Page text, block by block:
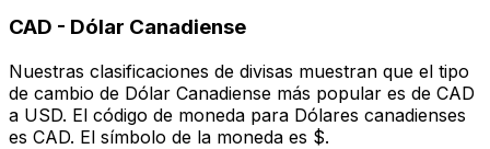
CAD - Dólar Canadiense
Nuestras clasificaciones de divisas muestran que el tipo
de cambio de Dólar Canadiense más popular es de CAD
a USD. El código de moneda para Dólares canadienses
es CAD. El símbolo de la moneda es $.